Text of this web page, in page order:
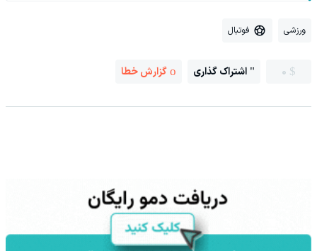
ورزشی فوتبال
0 اشتراک گذاری گزارش خطا